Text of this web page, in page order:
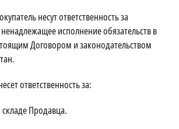
несут ответственность за
исполнение обязательств в
Договором и законодательством
ответственность за:
Продавца.